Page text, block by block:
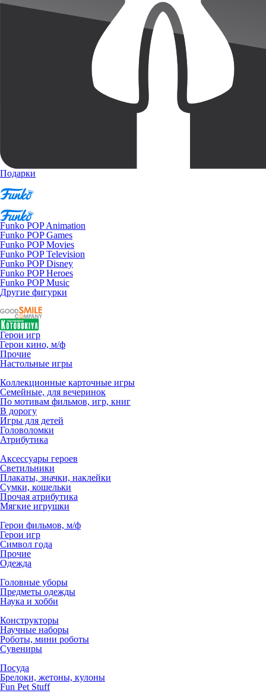
Подарки
Funko POP Animation
Funko POP Games
Funko POP Movies
Funko POP Television
Funko POP Disney
Funko POP Heroes
Funko POP Music
Другие фигурки
Герои игр
Герои кино, м/ф
Прочие
Настольные игры
Коллекционные карточные игры
Семейные, для вечеринок
По мотивам фильмов, игр, книг
В дорогу
Игры для детей
Головоломки
Атрибутика
Аксессуары героев
Светильники
Плакаты, значки, наклейки
Сумки, кошельки
Прочая атрибутика
Мягкие игрушки
Герои фильмов, м/ф
Герои игр
Символ года
Прочие
Одежда
Головные уборы
Предметы одежды
Наука и хобби
Конструкторы
Научные наборы
Роботы, мини роботы
Сувениры
Посуда
Брелоки, жетоны, кулоны
Fun Pet Stuff